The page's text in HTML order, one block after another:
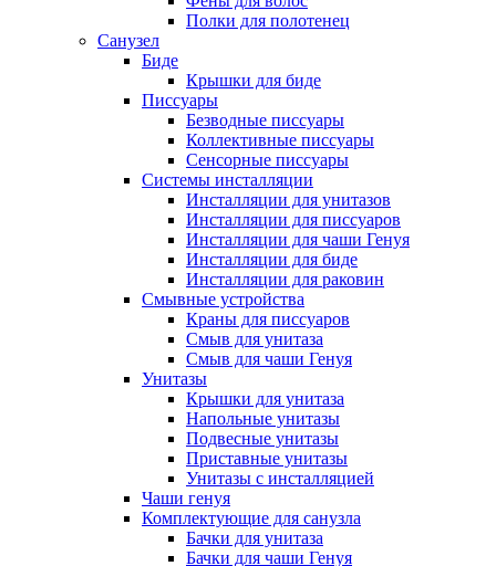
Полки для полотенец
Санузел
Биде
Крышки для биде
Писсуары
Безводные писсуары
Коллективные писсуары
Сенсорные писсуары
Системы инсталляции
Инсталляции для унитазов
Инсталляции для писсуаров
Инсталляции для чаши Генуя
Инсталляции для биде
Инсталляции для раковин
Смывные устройства
Краны для писсуаров
Смыв для унитаза
Смыв для чаши Генуя
Унитазы
Крышки для унитаза
Напольные унитазы
Подвесные унитазы
Приставные унитазы
Унитазы с инсталляцией
Чаши генуя
Комплектующие для санузла
Бачки для унитаза
Бачки для чаши Генуя